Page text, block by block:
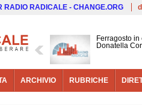
RADIO RADICALE - CHANGE.ORG
Ferragosto
Donatella
ARCHIVIO RUBRICHE